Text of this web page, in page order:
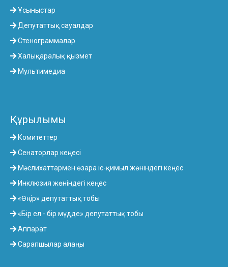
Ұсыныстар
Депутаттық сауалдар
Стенограммалар
Халықаралық қызмет
Мультимедиа
Құрылымы
Комитеттер
Сенаторлар кеңесі
Мәслихаттармен өзара іс-қимыл жөніндегі кеңес
Инклюзия жөніндегі кеңес
«Өңір» депутаттық тобы
«Бір ел - бір мүдде» депутаттық тобы
Аппарат
Сарапшылар алаңы